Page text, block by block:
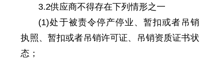
3.2供应商不得存在下列情形之一
(1)处于被责令停产停业、暂扣或者吊销
执照、暂扣或者吊销许可证、吊销资质证书状
态；